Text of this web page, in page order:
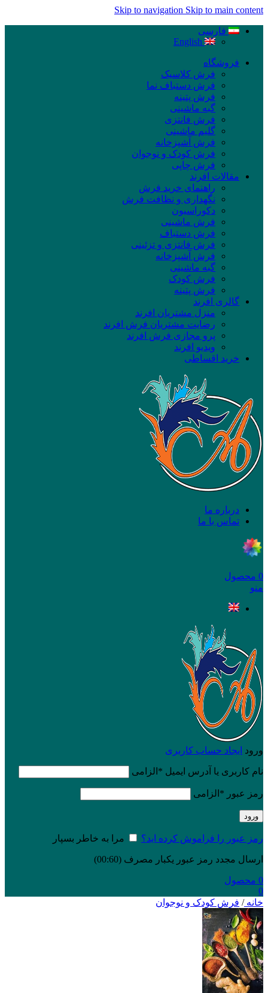
Skip to navigation Skip to main content
فارسی
English
فروشگاه
فرش کلاسیک
فرش دستباف نما
فرش پتینه
گبه ماشینی
فرش فانتزی
گلیم ماشینی
فرش آشپزخانه
فرش کودک و نوجوان
فرش چاپی
مقالات افرند
راهنمای خرید فرش
نگهداری و نظافت فرش
دکوراسیون
فرش ماشینی
فرش دستباف
فرش فانتزی و تزئینی
فرش آشپزخانه
گبه ماشینی
فرش کودک
فرش پتینه
گالری افرند
منزل مشتریان افرند
رضایت مشتریان فرش افرند
پرو مجازی فرش افرند
ویدیو افرند
خرید اقساطی
درباره ما
تماس با ما
0 محصول
منو
ورود ایجاد حساب کاربری
نام کاربری یا آدرس ایمیل * الزامی
رمز عبور * الزامی
ورود
رمز عبور را فراموش کرده اید؟ مرا به خاطر بسپار
ارسال مجدد رمز عبور یکبار مصرف (00:
60
)
0 محصول
0
خانه/ فرش کودک و نوجوان